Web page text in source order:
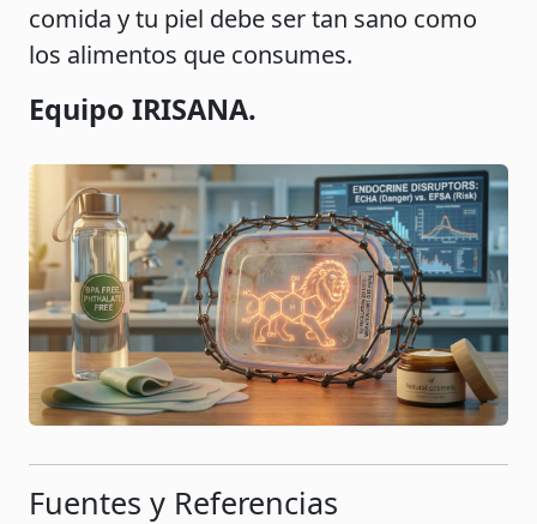
comida y tu piel debe ser tan sano como
los alimentos que consumes.
Equipo IRISANA.
Fuentes y Referencias